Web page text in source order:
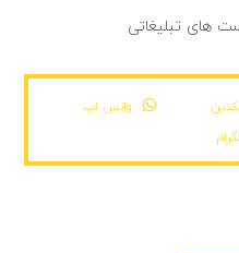
های تبلیغاتی
واتس اپ